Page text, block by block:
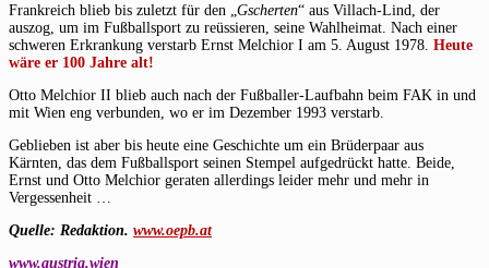
Frankreich blieb bis zuletzt für den „ Gscherten“ aus Villach-Lind, der
auszog, um im Fußballsport zu reüssieren, seine Wahlheimat. Nach einer
schweren Erkrankung verstarb Ernst Melchior I am 5. August 1978. Heute
wäre er 100 Jahre alt!
Otto Melchior II blieb auch nach der Fußballer-Laufbahn beim FAK in und
mit Wien eng verbunden, wo er im Dezember 1993 verstarb.
Geblieben ist aber bis heute eine Geschichte um ein Brüderpaar aus
Kärnten, das dem Fußballsport seinen Stempel aufgedrückt hatte. Beide,
Ernst und Otto Melchior geraten allerdings leider mehr und mehr in
Vergessenheit …
Quelle: Redaktion. www.oepb.at
www.austria.wien